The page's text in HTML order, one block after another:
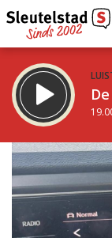
STRAKS:
De avond
21.00 - 0.00 uur
Vorig uur